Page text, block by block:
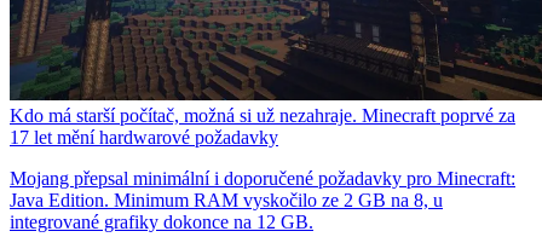
Kdo má starší počítač, možná si už nezahraje. Minecraft poprvé za
17 let mění hardwarové požadavky
Mojang přepsal minimální i doporučené požadavky pro Minecraft:
Java Edition. Minimum RAM vyskočilo ze 2 GB na 8, u
integrované grafiky dokonce na 12 GB.